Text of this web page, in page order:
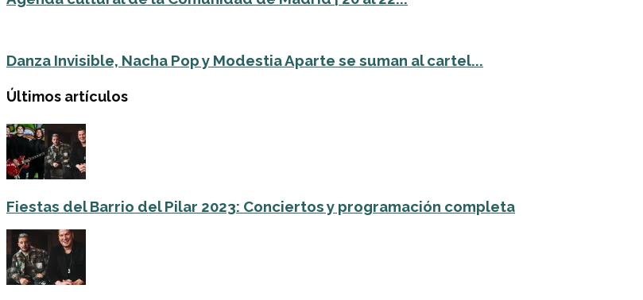
Danza Invisible, Nacha Pop y Modestia Aparte se suman al cartel...
Últimos artículos
Fiestas del Barrio del Pilar 2023: Conciertos y programación completa